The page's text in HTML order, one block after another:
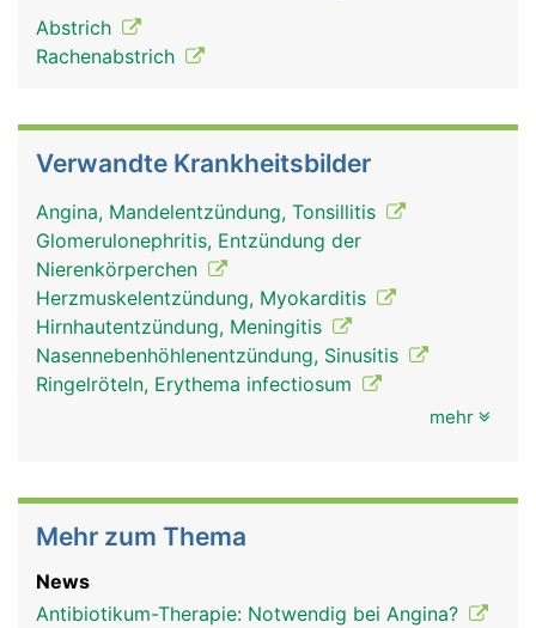
Abstrich
Rachenabstrich
Verwandte Krankheitsbilder
Angina, Mandelentzündung, Tonsillitis
Glomerulonephritis, Entzündung der
Nierenkörperchen
Herzmuskelentzündung, Myokarditis
Hirnhautentzündung, Meningitis
Nasennebenhöhlenentzündung, Sinusitis
Ringelröteln, Erythema infectiosum
mehr
Mehr zum Thema
News
Antibiotikum-Therapie: Notwendig bei Angina?